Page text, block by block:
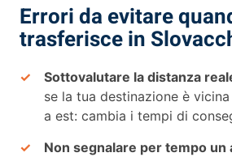
Errori da evitare
trasferisce in
Sottovalutare la distanza
se la tua destinazione è
a est: cambia i tempi di
Non segnalare per tempo un